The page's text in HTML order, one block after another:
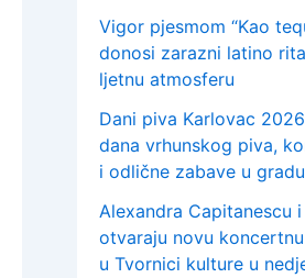
Vigor pjesmom “Kao
donosi zarazni latino
ljetnu atmosferu
Dani piva Karlovac
dana vrhunskog piva,
i odlične zabave u
Alexandra Capitanescu
otvaraju novu
u Tvornici kulture u